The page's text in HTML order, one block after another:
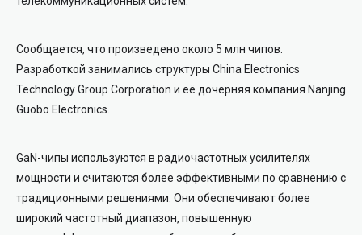
Сообщается, что произведено около 5 млн чипов.
Разработкой занимались структуры China Electronics
Technology Group Corporation и её дочерняя компания Nanjing
Guobo Electronics.
GaN-чипы используются в радиочастотных усилителях
мощности и считаются более эффективными по сравнению с
традиционными решениями. Они обеспечивают более
широкий частотный диапазон, повышенную